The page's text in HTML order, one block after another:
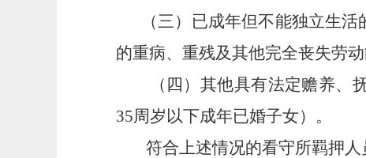
（三）已成年但不能独立生
的重病、重残及其他完全丧失劳动
（四）其他具有法定赡养
35周岁以下成年已婚子女）。
符合上述情况的看守所羁押